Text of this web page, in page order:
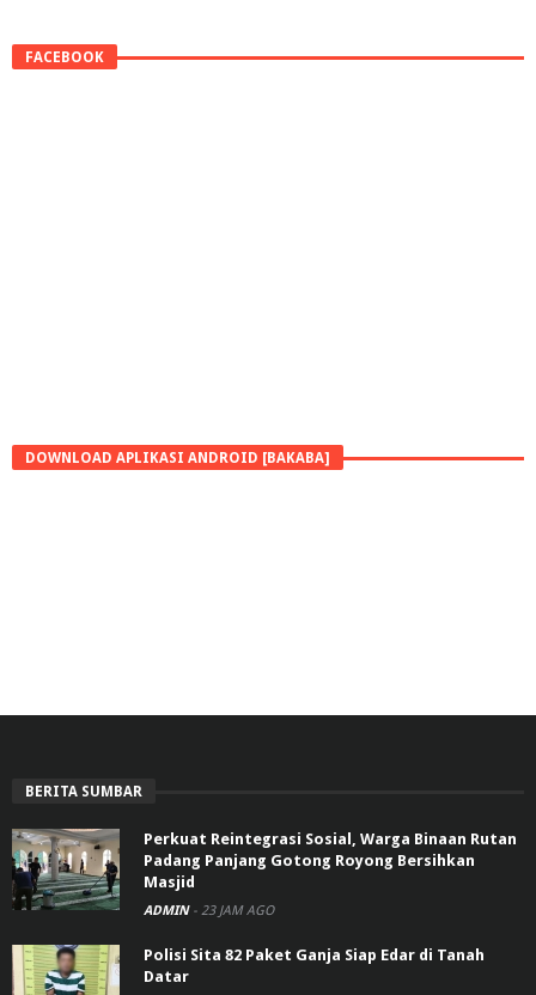
FACEBOOK
DOWNLOAD APLIKASI ANDROID [BAKABA]
BERITA SUMBAR
Perkuat Reintegrasi Sosial, Warga Binaan Rutan
Padang Panjang Gotong Royong Bersihkan
Masjid
ADMIN - 23 JAM AGO
Polisi Sita 82 Paket Ganja Siap Edar di Tanah
Datar